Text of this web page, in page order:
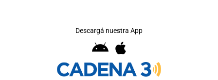
Descargá nuestra App